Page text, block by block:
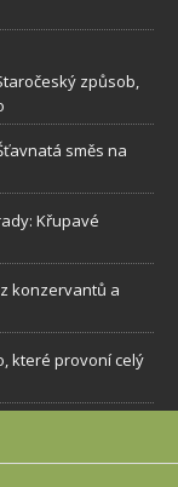
způsob,
směs na
Křupavé
konzervantů a
které provoní celý